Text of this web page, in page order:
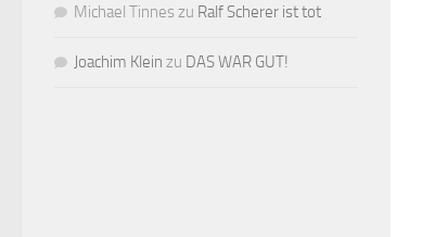
Michael Tinnes zu Ralf Scherer ist tot
Joachim Klein zu DAS WAR GUT!